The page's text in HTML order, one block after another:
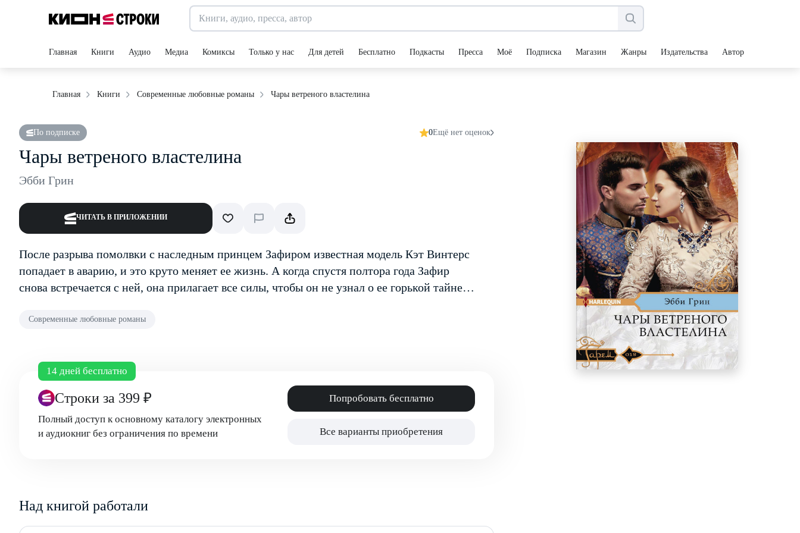
Главная Книги Аудио Медиа Комиксы Только у нас Для детей Бесплатно Подкасты Пресса Моё Подписка Магазин Жанры Издательства Авторы
Главная Книги Современные любовные романы Чары ветреного властелина
По подписке 0Ещё нет оценок
Чары ветреного властелина
Эбби Грин
ЧИТАТЬ В ПРИЛОЖЕНИИ
После разрыва помолвки с наследным принцем Зафиром известная модель Кэт Винтерс
попадает в аварию, и это круто меняет ее жизнь. А когда спустя полтора года Зафир
снова встречается с ней, она прилагает все силы, чтобы он не узнал о ее горькой тайне…
Современные любовные романы
14 дней бесплатно
Строки за 399 ₽
Полный доступ к основному каталогу электронных
и аудиокниг без ограничения по времени
Попробовать бесплатно
Все варианты приобретения
Над книгой работали